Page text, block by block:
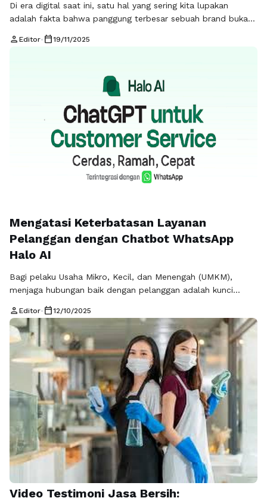
Di era digital saat ini, satu hal yang sering kita lupakan
adalah fakta bahwa panggung terbesar sebuah brand bukan
bercahaya di mal. Panggung sebenarnya justru ada di tempat
person Editor• calendar_today19/11/2025
Mengatasi Keterbatasan Layanan
Pelanggan dengan Chatbot WhatsApp
Halo AI
Bagi pelaku Usaha Mikro, Kecil, dan Menengah (UMKM),
menjaga hubungan baik dengan pelanggan adalah kunci
Namun, seiring dengan meningkatnya permintaan dan
interaksi pelanggan, banyak pelaku UMKM yang kewalahan
menangani layanan pelanggan, terutama yang dilakukan
melalui WhatsApp, platform komunikasi utama di Indonesia.
Masalah utama yang sering muncul? Keterbatasan tenaga
customer …Baca Selengkapnya
person Editor• calendar_today12/10/2025
Video Testimoni Jasa Bersih: